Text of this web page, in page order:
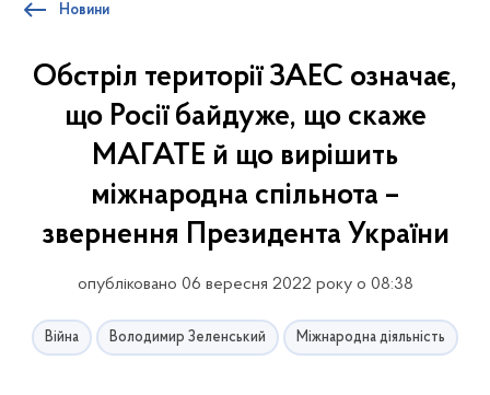
Новини
Обстріл території ЗАЕС означає,
що Росії байдуже, що скаже
МАГАТЕ й що вирішить
міжнародна спільнота –
звернення Президента України
опубліковано 06 вересня 2022 року о 08:38
Війна Володимир Зеленський Міжнародна діяльність